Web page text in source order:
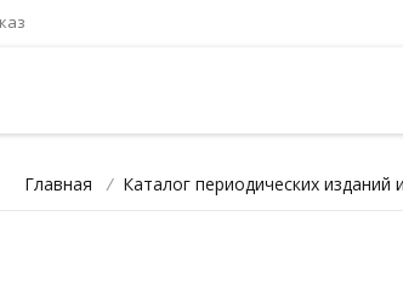
Главная / Каталог периодических